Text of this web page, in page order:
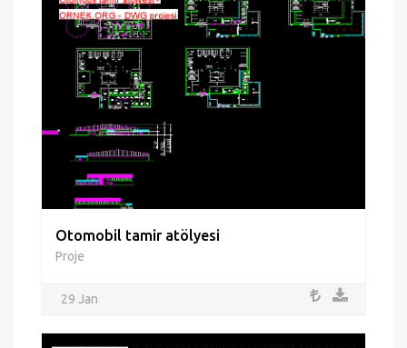
Otomobil tamir atölyesi
Proje
29 Jan